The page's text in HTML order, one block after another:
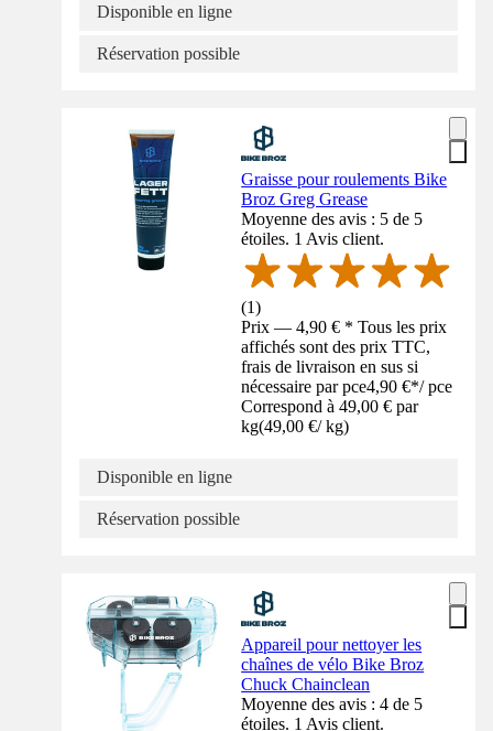
Disponible en ligne
Réservation possible
Graisse pour roulements Bike
Broz Greg Grease
Moyenne des avis : 5 de 5
étoiles. 1 Avis client.
(1)
Prix — 4,90 € * Tous les prix
affichés sont des prix TTC,
frais de livraison en sus si
nécessaire par pce4,90 €*/ pce
Correspond à 49,00 € par
kg(49,00 €/ kg)
Disponible en ligne
Réservation possible
Appareil pour nettoyer les
chaînes de vélo Bike Broz
Chuck Chainclean
Moyenne des avis : 4 de 5
étoiles. 1 Avis client.